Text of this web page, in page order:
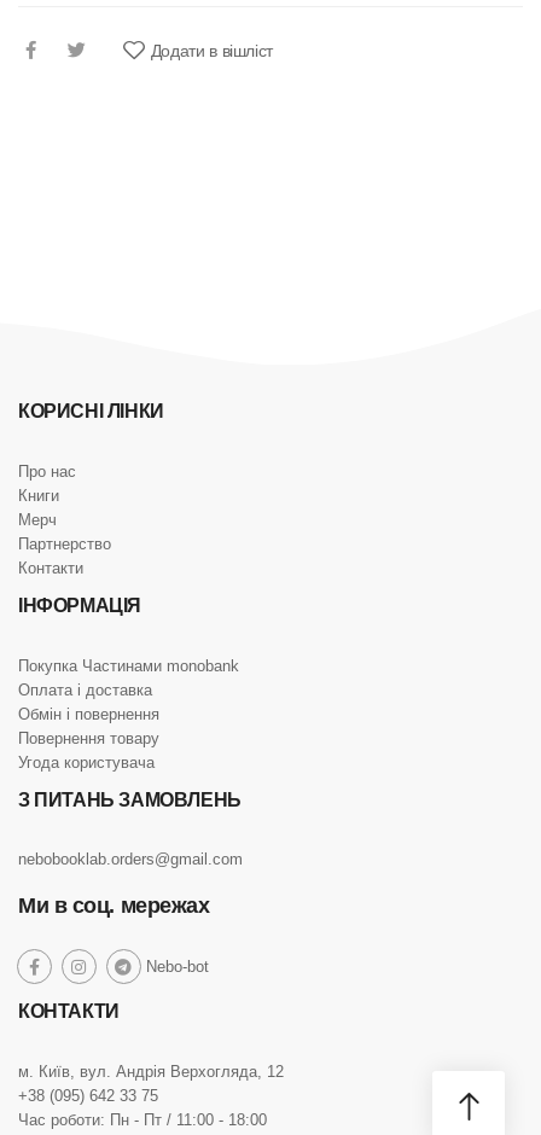
Додати в вішліст
КОРИСНІ ЛІНКИ
Про нас
Книги
Мерч
Партнерство
Контакти
ІНФОРМАЦІЯ
Покупка Частинами monobank
Оплата і доставка
Обмін і повернення
Повернення товару
Угода користувача
З ПИТАНЬ ЗАМОВЛЕНЬ
nebobooklab.orders@gmail.com
Ми в соц. мережах
social
link
social
link
socialNebo-botsocial
КОНТАКТИ
м. Київ, вул. Андрія Верхогляда, 12
+38 (095) 642 33 75
Час роботи: Пн - Пт / 11:00 - 18:00